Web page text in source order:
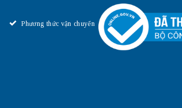
Phương thức vận chuyển